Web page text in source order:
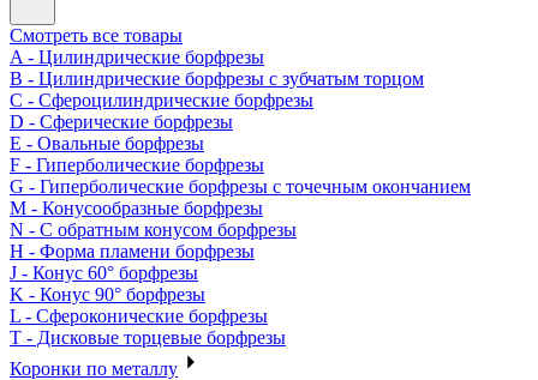
Смотреть все товары
A - Цилиндрические борфрезы
B - Цилиндрические борфрезы с зубчатым торцом
C - Сфероцилиндрические борфрезы
D - Сферические борфрезы
E - Овальные борфрезы
F - Гиперболические борфрезы
G - Гиперболические борфрезы с точечным окончанием
M - Конусообразные борфрезы
N - С обратным конусом борфрезы
H - Форма пламени борфрезы
J - Конус 60° борфрезы
K - Конус 90° борфрезы
L - Сфероконические борфрезы
T - Дисковые торцевые борфрезы
Коронки по металлу